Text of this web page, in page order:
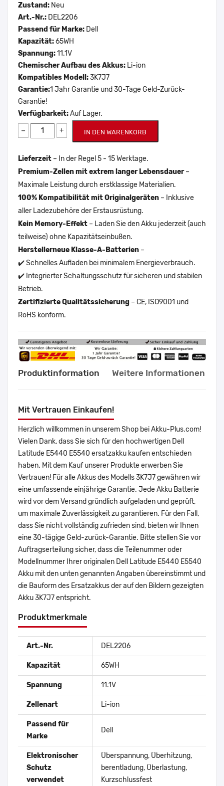
Zustand: Neu
Art.-Nr.: DEL2206
Passend für Marke: Dell
Kapazität:65WH
Spannung:11.1V
Chemischer Aufbau des Akkus: Li-ion
Kompatibles Modell:3K7J7
Garantie:1 Jahr Garantie und 30-Tage Geld-Zurück-
Garantie!
Verfügbarkeit:Auf Lager.
− + IN DEN WARENKORB
Lieferzeit – In der Regel 5 - 15 Werktage.
Premium-Zellen mit extrem langer Lebensdauer–
Maximale Leistung durch erstklassige Materialien.
100% Kompatibilität mit Originalgeräten – Inklusive
aller Ladezubehöre der Erstausrüstung.
Kein Memory-Effekt – Laden Sie den Akku jederzeit (auch
teilweise) ohne Kapazitätseinbußen.
Herstellerneue Klasse-A-Batterien –
✔️ Schnelles Aufladen bei minimalem Energieverbrauch.
✔️ Integrierter Schaltungsschutz für sicheren und stabilen
Betrieb.
Zertifizierte Qualitätssicherung – CE, ISO9001 und
RoHS konform.
Produktinformation Weitere Informationen
Mit Vertrauen Einkaufen!
Herzlich willkommen in unserem Shop bei Akku-Plus.com!
Vielen Dank, dass Sie sich für den hochwertigen Dell
Latitude E5440 E5540 ersatzakku kaufen entschieden
haben. Mit dem Kauf unserer Produkte erwerben Sie
Vertrauen! Für alle Akkus des Modells 3K7J7 gewähren wir
eine umfassende einjährige Garantie. Jede Akku Batterie
wird vor dem Versand gründlich aufgeladen und geprüft,
um maximale Zuverlässigkeit zu garantieren. Für den Fall,
dass Sie nicht vollständig zufrieden sind, bieten wir Ihnen
eine 30-tägige Geld-zurück-Garantie. Bitte stellen Sie vor
Auftragserteilung sicher, dass die Teilenummer oder
Modellnummer Ihrer originalen Dell Latitude E5440 E5540
Akku mit den unten genannten Angaben übereinstimmt und
die Bauform des Ersatzakkus der auf den Bildern gezeigten
Akku 3K7J7 entspricht.
Produktmerkmale
Art.-Nr. DEL2206
Kapazität 65WH
Spannung 11.1V
Zellenart Li-ion
Passend für
Marke
Dell
Elektronischer
Schutz
verwendet
Überspannung, Überhitzung,
berentladung, Überlastung,
Kurzschlussfest